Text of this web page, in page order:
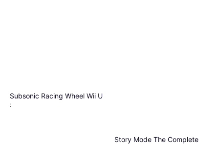
Subsonic Racing Wheel Wii U
:
Story Mode The Complete